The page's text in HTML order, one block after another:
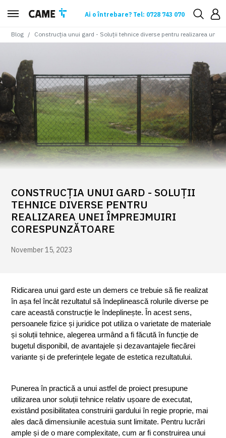
Ai o întrebare? Tel: 0728 743 070
Blog Construcția unui gard - Soluții tehnice diverse pentru realizarea unei
CONSTRUCȚIA UNUI GARD - SOLUȚII
TEHNICE DIVERSE PENTRU
REALIZAREA UNEI ÎMPREJMUIRI
CORESPUNZĂTOARE
November 15, 2023
Ridicarea unui gard este un demers ce trebuie să fie realizat
în așa fel încât rezultatul să îndeplinească rolurile diverse pe
care această construcție le îndeplinește. În acest sens,
persoanele fizice și juridice pot utiliza o varietate de materiale
și soluții tehnice, alegerea urmând a fi făcută în funcție de
bugetul disponibil, de avantajele și dezavantajele fiecărei
variante și de preferințele legate de estetica rezultatului.
Punerea în practică a unui astfel de proiect presupune
utilizarea unor soluții tehnice relativ ușoare de executat,
existând posibilitatea construirii gardului în regie proprie, mai
ales dacă dimensiunile acestuia sunt limitate. Pentru lucrări
ample și de o mare complexitate, cum ar fi construirea unui